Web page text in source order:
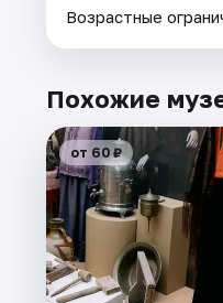
Возрастные
Похожие
от 60 ₽